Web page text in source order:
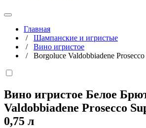
Главная
/ Шампанские и игристые
/ Вино игристое
/ Borgoluce Valdobbiadene
Вино игристое Белое
Valdobbiadene Prosecco
0,75 л